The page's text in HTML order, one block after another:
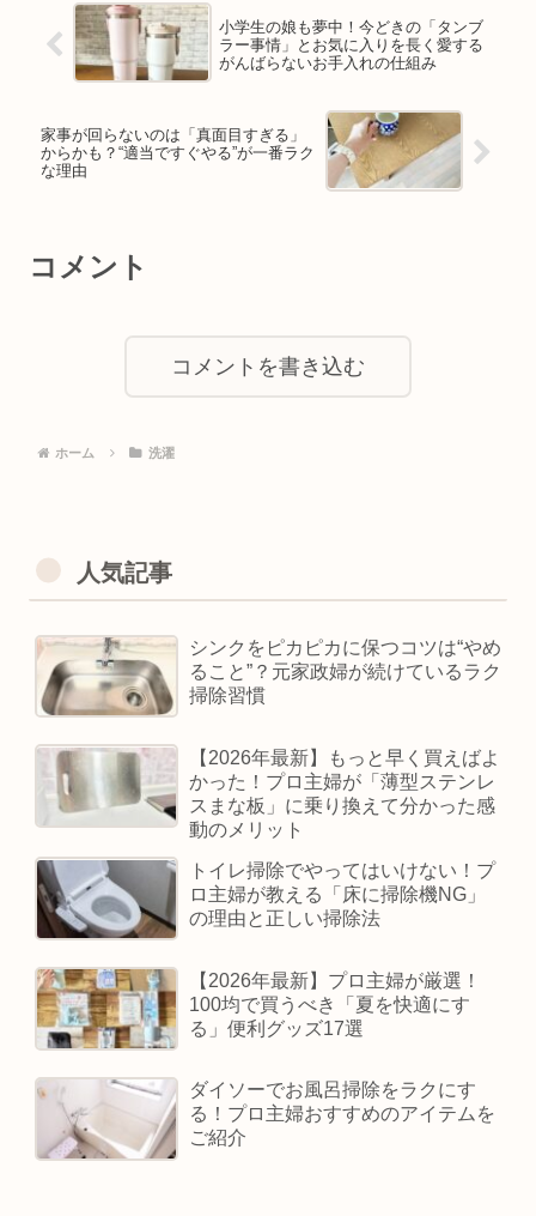
小学生の娘も夢中！今どきの「タンブ
ラー事情」とお気に入りを長く愛する
がんばらないお手入れの仕組み
家事が回らないのは「真面目すぎる」
からかも？“適当ですぐやる”が一番ラク
な理由
コメント
コメントを書き込む
ホーム 洗濯
人気記事
シンクをピカピカに保つコツは“やめ
ること”？元家政婦が続けているラク
掃除習慣
【2026年最新】もっと早く買えばよ
かった！プロ主婦が「薄型ステンレ
スまな板」に乗り換えて分かった感
動のメリット
トイレ掃除でやってはいけない！プ
ロ主婦が教える「床に掃除機NG」
の理由と正しい掃除法
【2026年最新】プロ主婦が厳選！
100均で買うべき「夏を快適にす
る」便利グッズ17選
ダイソーでお風呂掃除をラクにす
る！プロ主婦おすすめのアイテムを
ご紹介